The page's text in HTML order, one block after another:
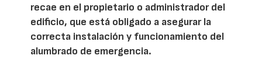
recae en el propietario o administrador del
edificio, que está obligado a asegurar la
correcta instalación y funcionamiento del
alumbrado de emergencia.